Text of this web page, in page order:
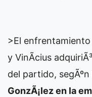
>El enfrentamiento
y VinÃ­cius
del partido,
GonzÃ¡lez en la